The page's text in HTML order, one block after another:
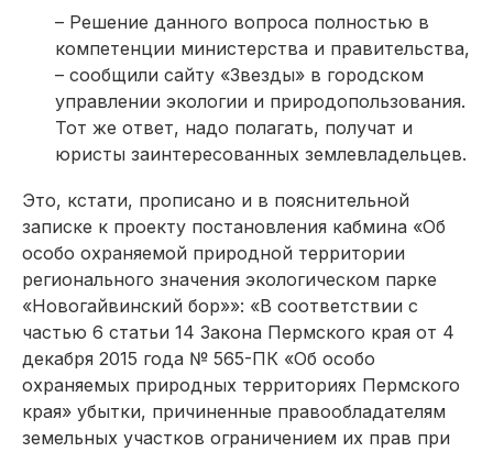
– Решение данного вопроса полностью в
компетенции министерства и правительства,
– сообщили сайту «Звезды» в городском
управлении экологии и природопользования.
Тот же ответ, надо полагать, получат и
юристы заинтересованных землевладельцев.
Это, кстати, прописано и в пояснительной
записке к проекту постановления кабмина «Об
особо охраняемой природной территории
регионального значения экологическом парке
«Новогайвинский бор»»: «В соответствии с
частью 6 статьи 14 Закона Пермского края от 4
декабря 2015 года № 565-ПК «Об особо
охраняемых природных территориях Пермского
края» убытки, причиненные правообладателям
земельных участков ограничением их прав при